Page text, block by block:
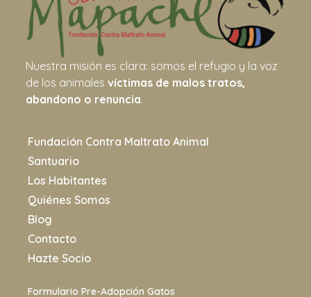
Nuestra misión es clara: somos el refugio y la voz
de los animales víctimas de malos tratos,
abandono o renuncia.
Fundación Contra Maltrato Animal
Santuario
Los Habitantes
Quiénes Somos
Blog
Contacto
Hazte Socio
Formulario Pre-Adopción Gatos